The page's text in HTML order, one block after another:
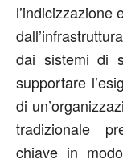
l’indicizzazione
dai sistemi di
supportare
di
tradizionale
chiave in